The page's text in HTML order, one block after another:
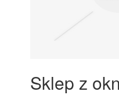
Sklep z